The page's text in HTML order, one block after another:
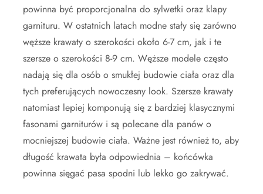
powinna być proporcjonalna do sylwetki oraz klapy
garnituru. W ostatnich latach modne stały się zarówno
węższe krawaty o szerokości około 6-7 cm, jak i te
szersze o szerokości 8-9 cm. Węższe modele często
nadają się dla osób o smukłej budowie ciała oraz dla
tych preferujących nowoczesny look. Szersze krawaty
natomiast lepiej komponują się z bardziej klasycznymi
fasonami garniturów i są polecane dla panów o
mocniejszej budowie ciała. Ważne jest również to, aby
długość krawata była odpowiednia – końcówka
powinna sięgać pasa spodni lub lekko go zakrywać.